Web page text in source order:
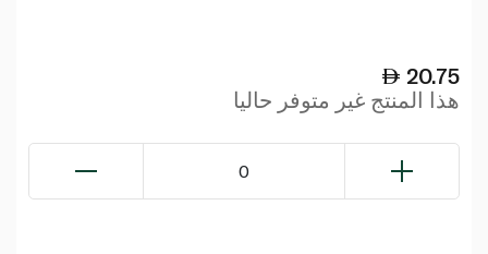
20.75
هذا المنتج غير متوفر حاليا
0